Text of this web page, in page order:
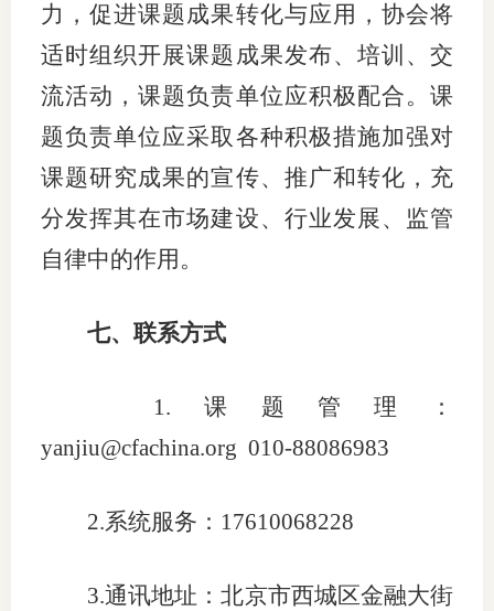
力，促进课题成果转化与应用，协会将
适时组织开展课题成果发布、培训、交
流活动，课题负责单位应积极配合。课
题负责单位应采取各种积极措施加强对
课题研究成果的宣传、推广和转化，充
分发挥其在市场建设、行业发展、监管
自律中的作用。
七、 联系方式
1. 课题管理：
yanjiu@cfachina.org 010-88086983
2.系统服务 ： 17610068228
3.通讯地址：北京市西城区金融大街